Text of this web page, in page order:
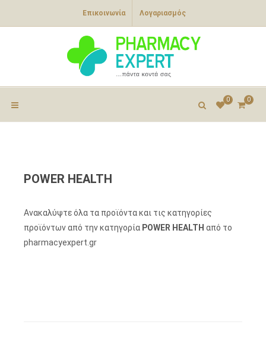
Επικοινωνία Λογαριασμός
0
0
POWER HEALTH
Ανακαλύψτε όλα τα προϊόντα και τις κατηγορίες
προϊόντων από την κατηγορία POWER HEALTH από το
pharmacyexpert.gr